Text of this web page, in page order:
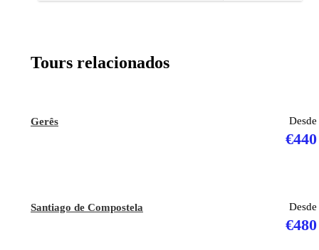
Tours relacionados
Gerês Desde
€440
Santiago de Compostela Desde
€480